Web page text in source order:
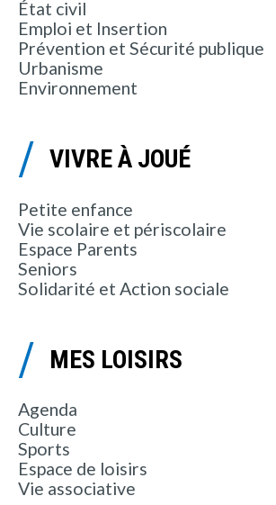
État civil
Emploi et Insertion
Prévention et Sécurité publique
Urbanisme
Environnement
VIVRE À JOUÉ
Petite enfance
Vie scolaire et périscolaire
Espace Parents
Seniors
Solidarité et Action sociale
MES LOISIRS
Agenda
Culture
Sports
Espace de loisirs
Vie associative